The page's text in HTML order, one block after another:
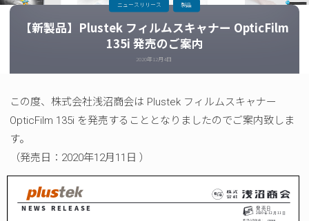
【新製品】Plustek フィルムスキャナー OpticFilm
135i 発売のご案内
2020年12月4日
ニュースリリース 製品
この度、株式会社浅沼商会は Plustek フィルムスキャナー
OpticFilm 135i を発売することとなりましたのでご案内致しま
す。
（発売日：2020年12月11日 ）